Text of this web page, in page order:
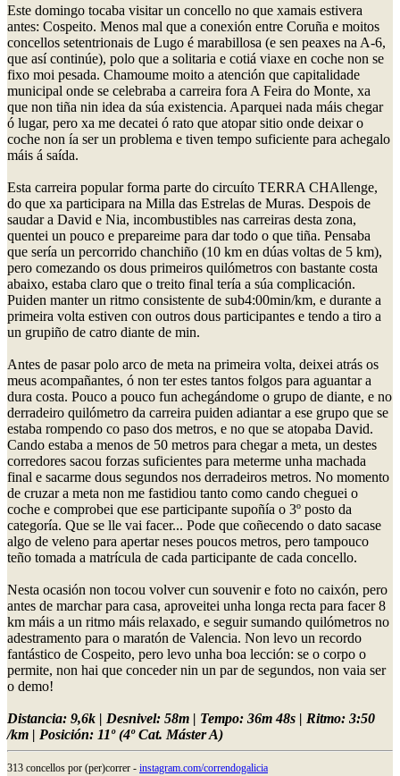
Este domingo tocaba visitar un concello no que xamais estivera
antes: Cospeito. Menos mal que a conexión entre Coruña e moitos
concellos setentrionais de Lugo é marabillosa (e sen peaxes na A-6,
que así continúe), polo que a solitaria e cotiá viaxe en coche non se
fixo moi pesada. Chamoume moito a atención que capitalidade
municipal onde se celebraba a carreira fora A Feira do Monte, xa
que non tiña nin idea da súa existencia. Aparquei nada máis chegar
ó lugar, pero xa me decatei ó rato que atopar sitio onde deixar o
coche non ía ser un problema e tiven tempo suficiente para achegalo
máis á saída.
Esta carreira popular forma parte do circuíto TERRA CHAllenge,
do que xa participara na Milla das Estrelas de Muras. Despois de
saudar a David e Nia, incombustibles nas carreiras desta zona,
quentei un pouco e prepareime para dar todo o que tiña. Pensaba
que sería un percorrido chanchiño (10 km en dúas voltas de 5 km),
pero comezando os dous primeiros quilómetros con bastante costa
abaixo, estaba claro que o treito final tería a súa complicación.
Puiden manter un ritmo consistente de sub4:00min/km, e durante a
primeira volta estiven con outros dous participantes e tendo a tiro a
un grupiño de catro diante de min.
Antes de pasar polo arco de meta na primeira volta, deixei atrás os
meus acompañantes, ó non ter estes tantos folgos para aguantar a
dura costa. Pouco a pouco fun achegándome o grupo de diante, e no
derradeiro quilómetro da carreira puiden adiantar a ese grupo que se
estaba rompendo co paso dos metros, e no que se atopaba David.
Cando estaba a menos de 50 metros para chegar a meta, un destes
corredores sacou forzas suficientes para meterme unha machada
final e sacarme dous segundos nos derradeiros metros. No momento
de cruzar a meta non me fastidiou tanto como cando cheguei o
coche e comprobei que ese participante supoñía o 3º posto da
categoría. Que se lle vai facer... Pode que coñecendo o dato sacase
algo de veleno para apertar neses poucos metros, pero tampouco
teño tomada a matrícula de cada participante de cada concello.
Nesta ocasión non tocou volver cun souvenir e foto no caixón, pero
antes de marchar para casa, aproveitei unha longa recta para facer 8
km máis a un ritmo máis relaxado, e seguir sumando quilómetros no
adestramento para o maratón de Valencia. Non levo un recordo
fantástico de Cospeito, pero levo unha boa lección: se o corpo o
permite, non hai que conceder nin un par de segundos, non vaia ser
o demo!
Distancia: 9,6k | Desnivel: 58m | Tempo: 36m 48s | Ritmo: 3:50
/km | Posición: 11º (4º Cat. Máster A)
313 concellos por (per)correr - instagram.com/correndogalicia